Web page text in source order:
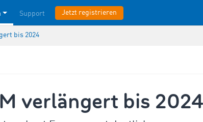
Support Jetzt registrieren
bis 2024
verlängert bis 2024